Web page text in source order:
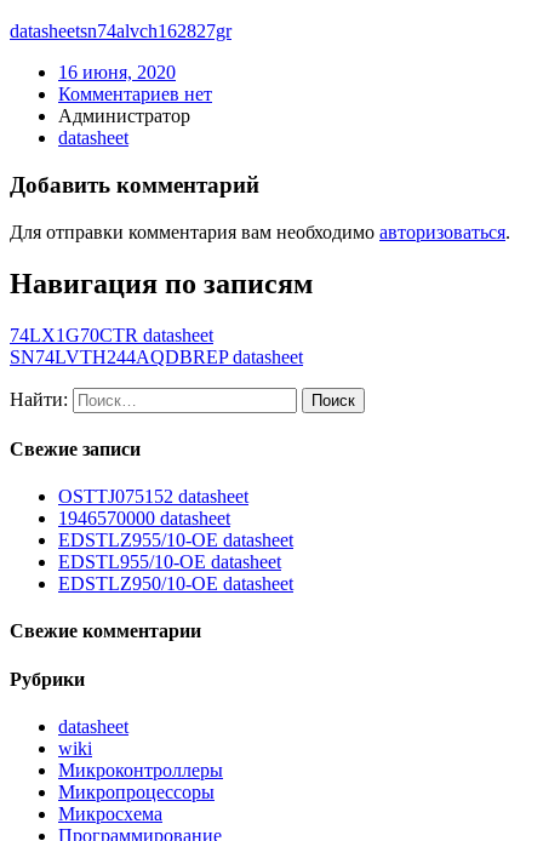
datasheetsn74alvch162827gr
16 июня, 2020
Комментариев нет
Администратор
datasheet
Добавить комментарий
Для отправки комментария вам необходимо авторизоваться.
Навигация по записям
74LX1G70CTR datasheet
SN74LVTH244AQDBREP datasheet
Найти:
Свежие записи
OSTTJ075152 datasheet
1946570000 datasheet
EDSTLZ955/10-OE datasheet
EDSTL955/10-OE datasheet
EDSTLZ950/10-OE datasheet
Свежие комментарии
Рубрики
datasheet
wiki
Микроконтроллеры
Микропроцессоры
Микросхема
Программирование